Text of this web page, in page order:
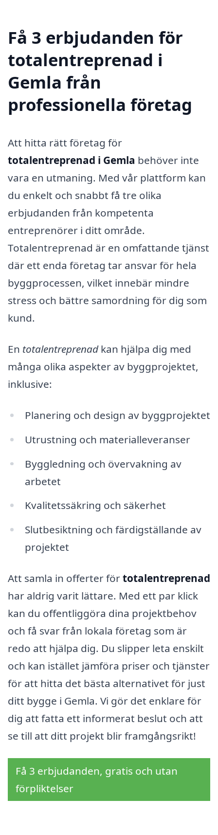
Få 3 erbjudanden för
totalentreprenad i
Gemla från
professionella företag
Att hitta rätt företag för
totalentreprenad i Gemla behöver inte
vara en utmaning. Med vår plattform kan
du enkelt och snabbt få tre olika
erbjudanden från kompetenta
entreprenörer i ditt område.
Totalentreprenad är en omfattande tjänst
där ett enda företag tar ansvar för hela
byggprocessen, vilket innebär mindre
stress och bättre samordning för dig som
kund.
En totalentreprenadkan hjälpa dig med
många olika aspekter av byggprojektet,
inklusive:
Planering och design av byggprojektet
Utrustning och materialleveranser
Byggledning och övervakning av
arbetet
Kvalitetssäkring och säkerhet
Slutbesiktning och färdigställande av
projektet
Att samla in offerter förtotalentreprenad
har aldrig varit lättare. Med ett par klick
kan du offentliggöra dina projektbehov
och få svar från lokala företag som är
redo att hjälpa dig. Du slipper leta enskilt
och kan istället jämföra priser och tjänster
för att hitta det bästa alternativet för just
ditt bygge i Gemla. Vi gör det enklare för
dig att fatta ett informerat beslut och att
se till att ditt projekt blir framgångsrikt!
Få 3 erbjudanden, gratis och utan
förpliktelser